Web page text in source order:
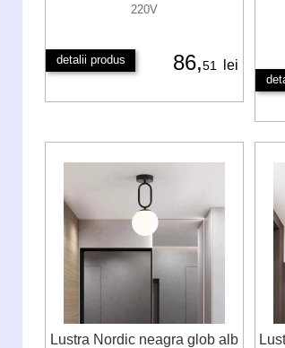
220V
detalii produs 86,51 lei
Lustra Nordic neagra glob alb